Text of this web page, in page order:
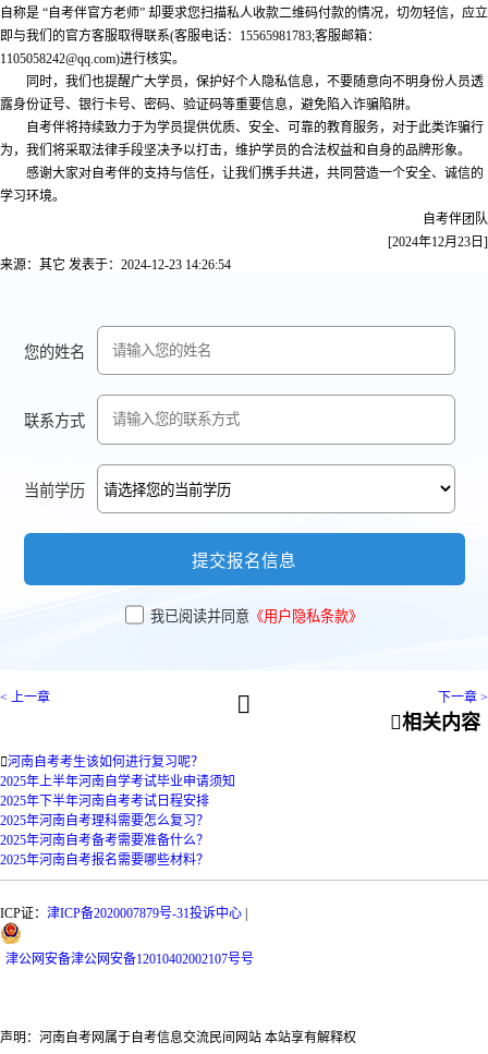
自称是 “自考伴官方老师” 却要求您扫描私人收款二维码付款的情况，切勿轻信，应立
即与我们的官方客服取得联系(客服电话：15565981783;客服邮箱：
1105058242@qq.com)进行核实。
同时，我们也提醒广大学员，保护好个人隐私信息，不要随意向不明身份人员透
露身份证号、银行卡号、密码、验证码等重要信息，避免陷入诈骗陷阱。
自考伴将持续致力于为学员提供优质、安全、可靠的教育服务，对于此类诈骗行
为，我们将采取法律手段坚决予以打击，维护学员的合法权益和自身的品牌形象。
感谢大家对自考伴的支持与信任，让我们携手共进，共同营造一个安全、诚信的
学习环境。
自考伴团队
[2024年12月23日]
来源：其它 发表于：2024-12-23 14:26:54
您的姓名
联系方式
当前学历
提交报名信息
我已阅读并同意 《用户隐私条款》
< 上一章  下一章 >
相关内容
河南自考考生该如何进行复习呢？
2025年上半年河南自学考试毕业申请须知
2025年下半年河南自考考试日程安排
2025年河南自考理科需要怎么复习？
2025年河南自考备考需要准备什么？
2025年河南自考报名需要哪些材料？
ICP证： 津ICP备2020007879号-31投诉中心
津公网安备津公网安备12010402002107号号
声明：河南自考网属于自考信息交流民间网站 本站享有解释权